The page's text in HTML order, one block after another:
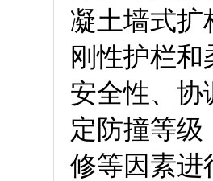
凝土墙式扩
刚性护栏
安全性、协
定防撞等
修等因素进